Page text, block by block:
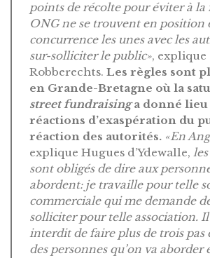
points de récolte pour éviter à la
ONG ne se trouvent en position
concurrence les unes avec les
sur-solliciter le public», explique
Robberechts. Les règles sont
en Grande-Bretagne où la
street fundraisinga donné lieu
réactions d’exaspération du
réaction des autorités. «En
explique Hugues d’Ydewalle,
sont obligés de dire aux
abordent: je travaille pour telle
commerciale qui me demande
solliciter pour telle association. Il
interdit de faire plus de trois pas
des personnes qu’on va aborder